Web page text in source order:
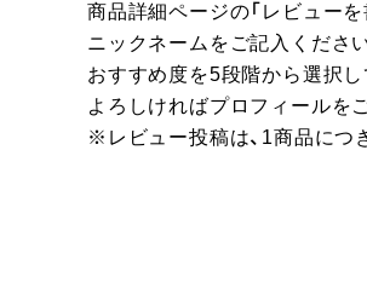
商品詳細ページの「レビュー
ニックネームをご記入ください
おすすめ度を5段階から選択し
よろしければプロフィールを
※レビュー投稿は、1商品につ